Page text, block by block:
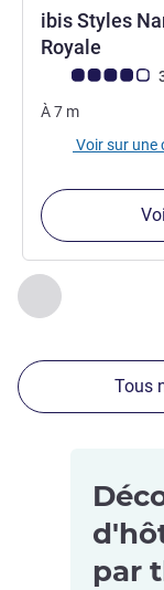
Précédent -
Page ,
ibis Styles
Royale
Note Avis clients
À7 m
Voir sur une
Tous
par